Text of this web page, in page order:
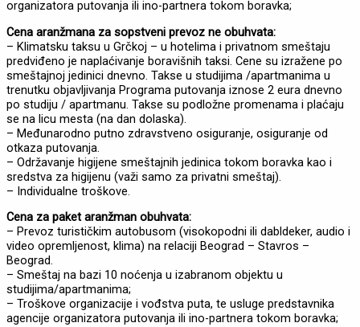
organizatora putovanja ili ino-partnera tokom boravka;
Cena aranžmana za sopstveni prevoz ne obuhvata:
– Klimatsku taksu u Grčkoj – u hotelima i privatnom smeštaju
predviđeno je naplaćivanje boravišnih taksi. Cene su izražene po
smeštajnoj jedinici dnevno. Takse u studijima /apartmanima u
trenutku objavljivanja Programa putovanja iznose 2 eura dnevno
po studiju / apartmanu. Takse su podložne promenama i plaćaju
se na licu mesta (na dan dolaska).
– Međunarodno putno zdravstveno osiguranje, osiguranje od
otkaza putovanja.
– Održavanje higijene smeštajnih jedinica tokom boravka kao i
sredstva za higijenu (važi samo za privatni smeštaj).
– Individualne troškove.
Cena za paket aranžman obuhvata:
– Prevoz turističkim autobusom (visokopodni ili dabldeker, audio i
video opremljenost, klima) na relaciji Beograd – Stavros –
Beograd.
– Smeštaj na bazi 10 noćenja u izabranom objektu u
studijima/apartmanima;
– Troškove organizacije i vođstva puta, te usluge predstavnika
agencije organizatora putovanja ili ino-partnera tokom boravka;